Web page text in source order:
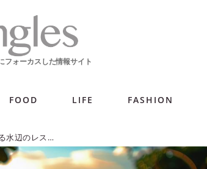
FOOD LIFE FASHION
大人の納涼プレイス！ ロケーションを楽しめる水辺のレストラン7選